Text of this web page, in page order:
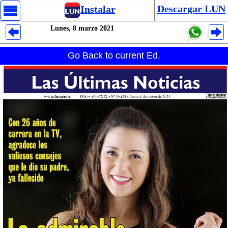
Instalar Descargar LUN
Lunes, 8 marzo 2021
Go Back to current Ed.
Despliegues Analytics
Despliegues Totales
Despliegues por Rubros